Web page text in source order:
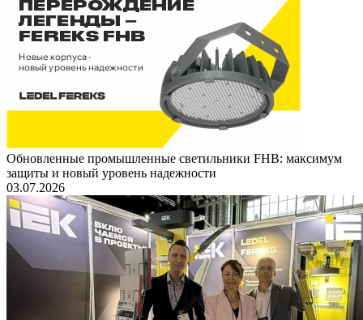
Обновленные промышленные светильники FHB: максимум
защиты и новый уровень надежности
03.07.2026